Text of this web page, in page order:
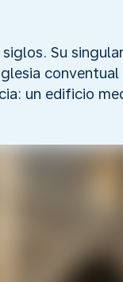
Su
un edificio